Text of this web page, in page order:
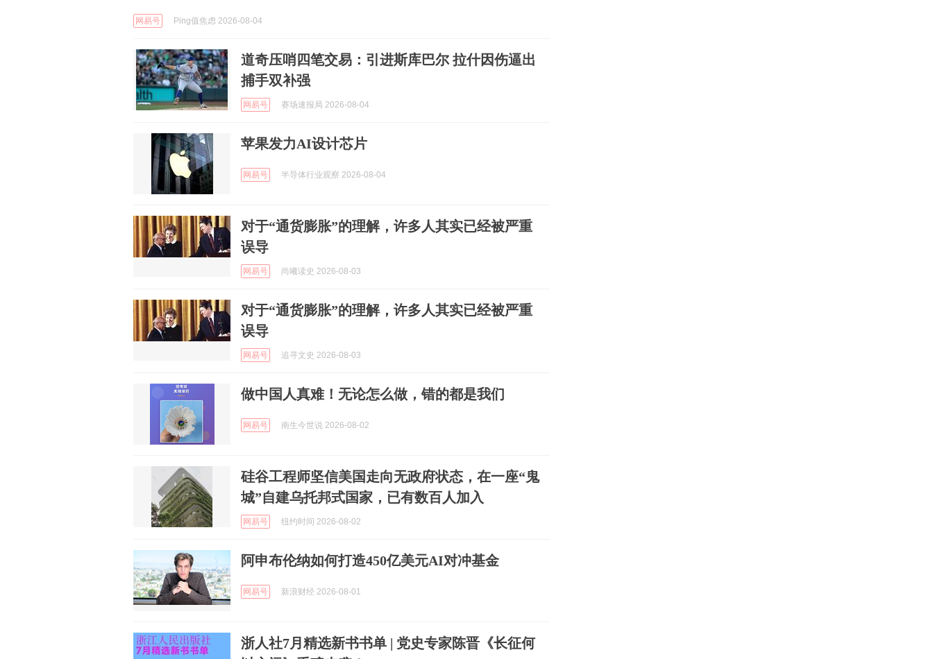
网易号 Ping值焦虑 2026-08-04
道奇压哨四笔交易：引进斯库巴尔 拉什因伤逼出
捕手双补强
网易号 赛场速报局 2026-08-04
苹果发力AI设计芯片
网易号 半导体行业观察 2026-08-04
对于“通货膨胀”的理解，许多人其实已经被严重
误导
网易号 尚曦读史 2026-08-03
对于“通货膨胀”的理解，许多人其实已经被严重
误导
网易号 追寻文史 2026-08-03
做中国人真难！无论怎么做，错的都是我们
网易号 南生今世说 2026-08-02
硅谷工程师坚信美国走向无政府状态，在一座“鬼
城”自建乌托邦式国家，已有数百人加入
网易号 纽约时间 2026-08-02
阿申布伦纳如何打造450亿美元AI对冲基金
网易号 新浪财经 2026-08-01
浙人社7月精选新书书单 | 党史专家陈晋《长征何